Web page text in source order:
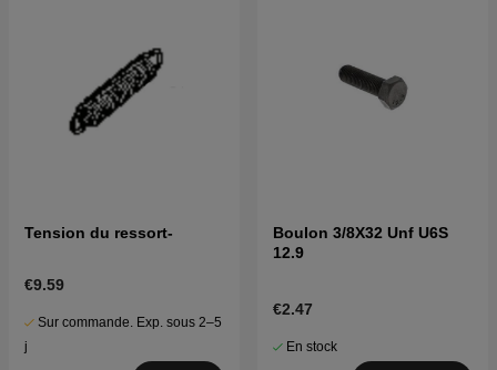
Tension du ressort-
€9.59
Sur commande. Exp. sous 2–5
j
Boulon 3/8X32 Unf U6S
12.9
€2.47
En stock